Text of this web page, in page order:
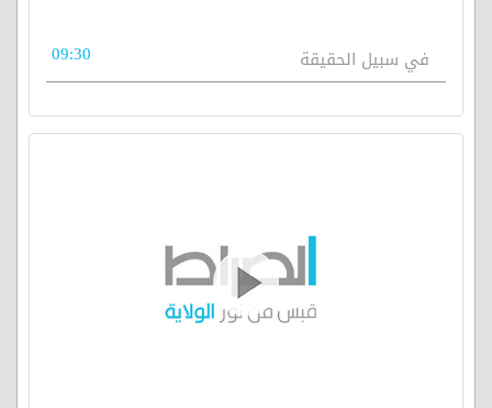
في سبيل الحقيقة 09:30